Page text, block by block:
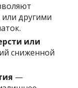
другими
или
сниженной
—